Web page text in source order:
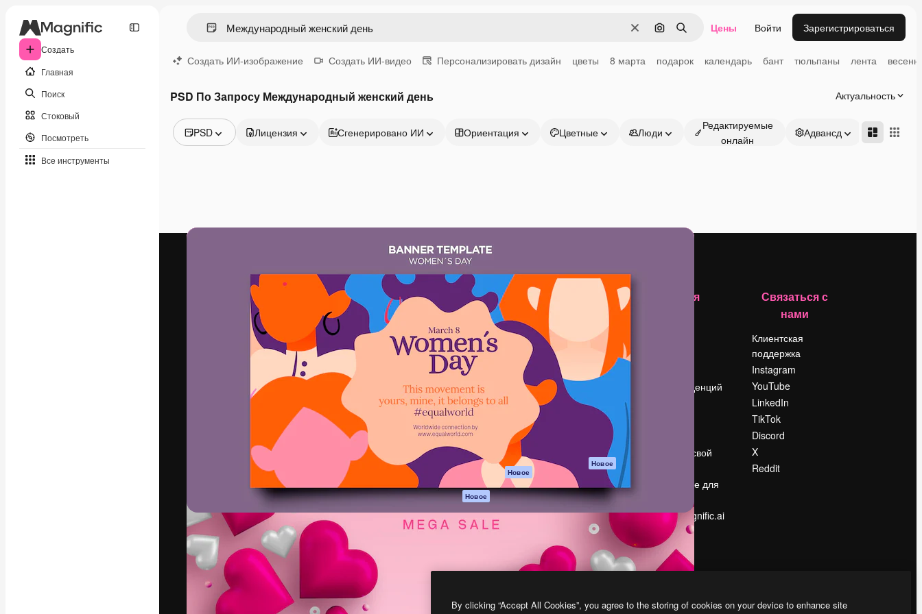
Создать
Главная
Поиск
Стоковый
Посмотреть
Все инструменты
ОчиститьПоиск по изображению
Поиск Цены Войти Зарегистрироваться
Создать ИИ-изображение Создать ИИ-видео Персонализировать дизайн цветы 8 марта подарок календарь бант тюльпаны лента
PSD По Запросу Международный женский день Актуальность
PSD
Видео
Лицензия Сгенерировано ИИ Ориентация Цветные Люди
Редактируемые
онлайн
Адвансд
Креативная платформа для создания
ваших лучших работ. Более 1 миллиона
подписчиков среди креаторов,
предприятий, агентств и студий.
Pусский
Продукция
ИИ-помощник
Генератор
изображений ИИ
Генератор видео
ИИ
Генератор голоса
на основе ИИ
Стоковый контент
MCP для
Claude/ChatGPT
Новое
Агенты Новое
API
Мобильное
Magnific
Начать
Academy
Документация по
Пакету ИИ
Служба
поддержки
Условия и
положения
конфиденциальности
Оригиналы
Новое
Политика файлов
cookie
Центр доверия
Предприятие
Компания
Поиск тенденций
Продайте свой
Помещение для
Ищете magnific.ai
Связаться с
нами
Клиентская
поддержка
Instagram
YouTube
LinkedIn
TikTok
Discord
X
Reddit
By clicking “Accept All Cookies”, you agree to the storing of cookies on your device to enhance site